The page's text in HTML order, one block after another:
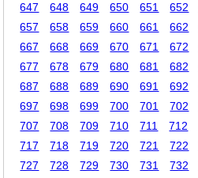
647
648 649 650 651 652
657
658 659 660 661 662
667
668 669 670 671 672
677
678 679 680 681 682
687
688 689 690 691 692
697
698 699 700 701 702
707
708 709 710 711 712
717
718 719 720 721 722
727
728 729 730 731 732